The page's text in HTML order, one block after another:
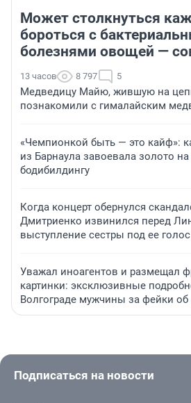
Может столкнуться
бороться с
болезнями овощей —
13 часов 8 797 5
Медведицу Майю, жившую на
познакомили с гималайским
«Чемпионкой быть — это кайф»:
из Барнаула завоевала золото
бодибилдингу
Когда концерт обернулся
Дмитриенко извинился перед
выступление сестры под ее голос
Уважал иноагентов и размещал
картинки: эксклюзивные
Волгограде мужчины за фейки
Подписаться на новости